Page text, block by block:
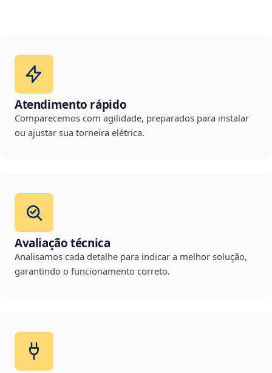
Atendimento rápido
Comparecemos com agilidade, preparados para instalar
ou ajustar sua torneira elétrica.
Avaliação técnica
Analisamos cada detalhe para indicar a melhor solução,
garantindo o funcionamento correto.